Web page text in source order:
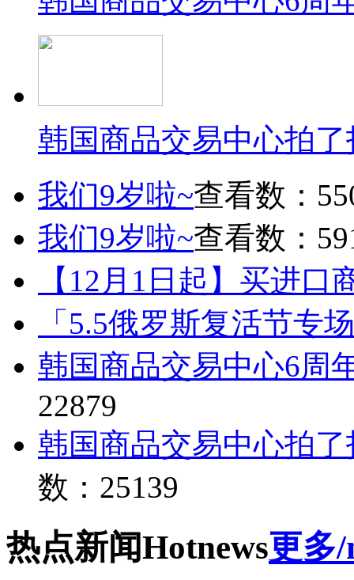
韩国商品交易中心拍
我们9岁啦~查看数：
我们9岁啦~查看数：
【12月1日起】买进口
「5.5俄罗斯复活节专
韩国商品交易中心6周
22879
韩国商品交易中心拍
数：25139
热点新闻Hotnews更多